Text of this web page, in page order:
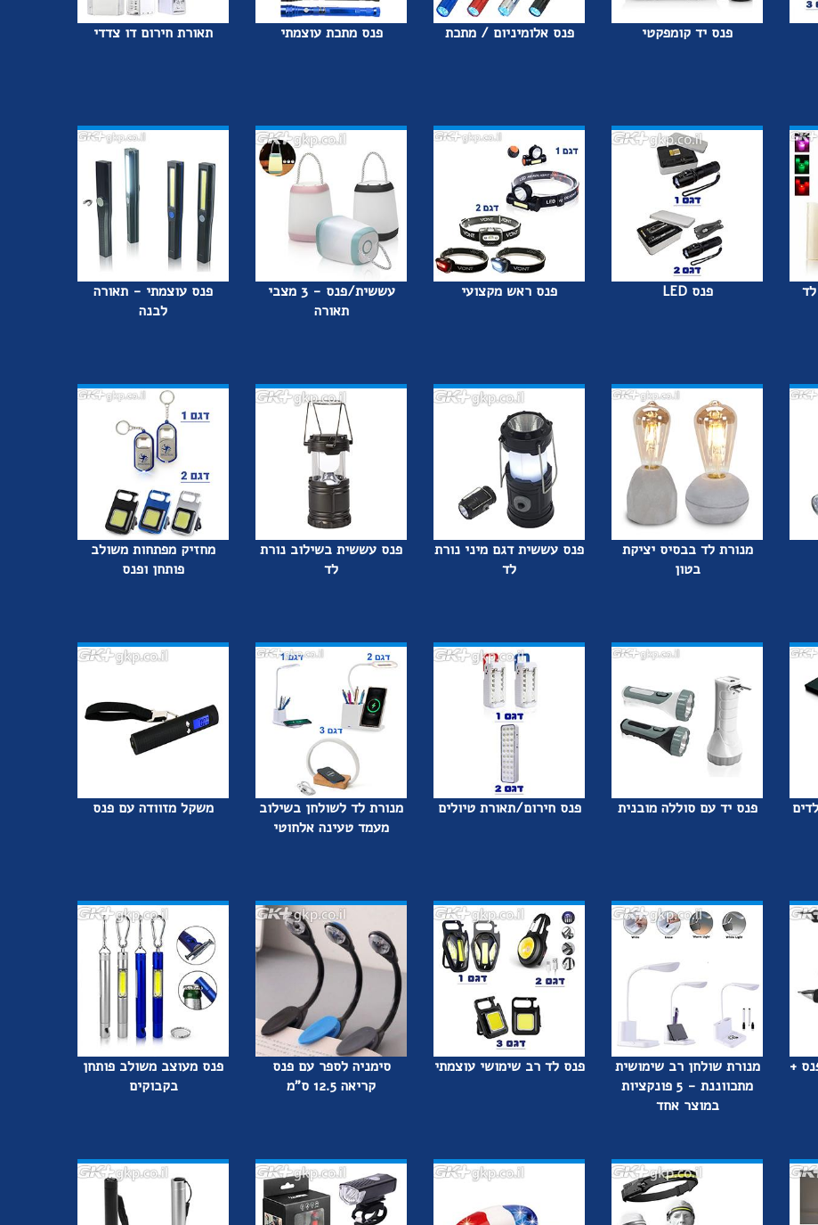
פנס יד קומפקטי פנס אלומיניום / מתכת פנס מתכת עוצמתי תאורת חירום דו צדדי
פנס LED פנס ראש מקצועי
עששית/פנס - 3 מצבי
תאורה
פנס עוצמתי - תאורה
לבנה
מנורת לד בבסיס יציקת
בטון
פנס עששית דגם מיני נורת
לד
פנס עששית בשילוב נורת
לד
מחזיק מפתחות משולב
פותחן ופנס
פנס יד עם סוללה מובנית פנס חירום/תאורת טיולים
מנורת לד לשולחן בשילוב
מעמד טעינה אלחוטי
משקל מזוודה עם פנס
+
מנורת שולחן רב שימושית
מתכווננת - 5 פונקציות
במוצר אחד
פנס לד רב שימושי עוצמתי
סימניה לספר עם פנס
קריאה 12.5 ס"מ
פנס מעוצב משולב פותחן
בקבוקים